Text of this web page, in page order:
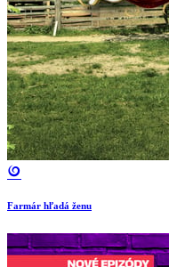
Farmár hľadá ženu